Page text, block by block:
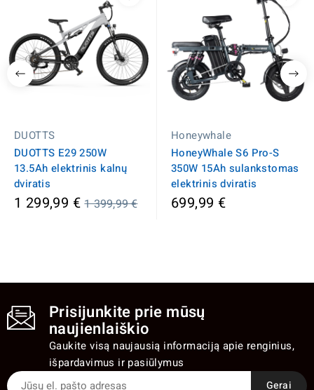
DUOTTS
DUOTTS E29 250W
13.5Ah elektrinis kalnų
dviratis
1 299,99 €Įprasta
1 399,99 €
Honeywhale
HoneyWhale S6 Pro-S
350W 15Ah sulankstomas
elektrinis dviratis
699,99 €
Prisijunkite prie mūsų
naujienlaiškio
Gaukite visą naujausią informaciją apie renginius,
išpardavimus ir pasiūlymus